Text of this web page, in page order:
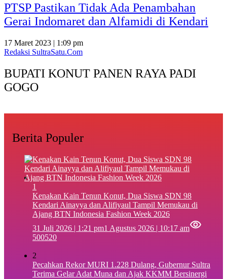
PTSP Pastikan Tidak Ada Penambahan
Gerai Indomaret dan Alfamidi di Kendari
17 Maret 2023 | 1:09 pm
Redaksi SultraSatu.Com
BUPATI KONUT PANEN RAYA PADI
GOGO
Berita Populer
1
‎Kenakan Kain Tenun Konut, Dua Siswa SDN 98
Kendari Ainayya dan Alifiyaul Tampil Memukau di
Ajang BTN Indonesia Fashion Week 2026
31 Juli 2026 | 1:21 pm1 Agustus 2026 | 10:17 am
500520
2
Pecahkan Rekor MURI 1.228 Dulang, Gubernur Sultra
Terima Gelar Adat Muna dan Ajak KKMM Bersinergi